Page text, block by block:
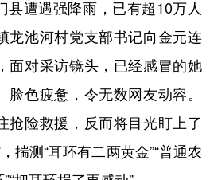
青海 宁夏
黑龙江
عربى
日本語
遭遇强降雨，已有超10万人
龙池河村党支部书记向金元连
面对采访镜头，已经感冒的她
色疲惫，令无数网友动容。
抢险救援，反而将目光盯上了
揣测“耳环有二两黄金”“普通农